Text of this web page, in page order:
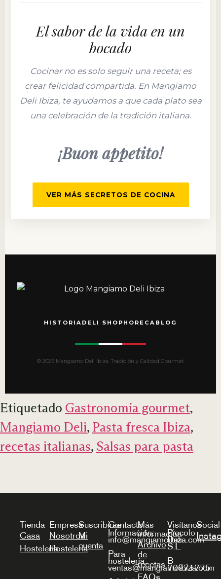
El sabor de la vida en un
bocado
Cocinar no es solo seguir una receta; es
crear felicidad compartida. En Mangiamo
Deli Ibiza, te ayudamos a que cada plato sea
una celebración de la tradición italiana.
¡Buon appetito!
VER MÁS SECRETOS DE COCINA
HISTORIA DELI SHOP HORECA BLOG
© 2025 Mangiamo Deli Ibiza. Tradición y Calidad Gourmet.
Etiquetado Gastronomía gourmet,
Mangiamo Deli, Pasta fresca Ibiza,
recetas italianas, Salsas para pasta
Tienda
Casa
Hostelería
Empresa
Nosotros
Hostelería
Suscribirse
Mi
cuenta
Contacto
Información:
info@mangiamoibiza.com
Para
hostelería:
ventas@mangiamoibiza.com
Más
información
Archivo
de
recetas
Visítanos
Piccolo
Deli
S.L.
B-
70971775
Social